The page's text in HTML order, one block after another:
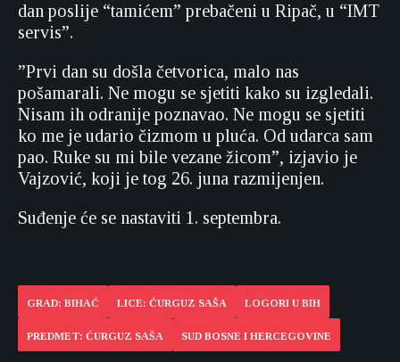
dan poslije “tamićem” prebačeni u Ripač, u “IMT
servis”.
”Prvi dan su došla četvorica, malo nas
pošamarali. Ne mogu se sjetiti kako su izgledali.
Nisam ih odranije poznavao. Ne mogu se sjetiti
ko me je udario čizmom u pluća. Od udarca sam
pao. Ruke su mi bile vezane žicom”, izjavio je
Vajzović, koji je tog 26. juna razmijenjen.
Suđenje će se nastaviti 1. septembra.
GRAD: BIHAĆ LICE: ĆURGUZ SAŠA LOGORI U BIH
PREDMET: ĆURGUZ SAŠA SUD BOSNE I HERCEGOVINE